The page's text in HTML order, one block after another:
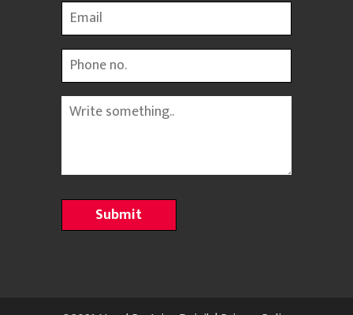
Email
Phone
Message